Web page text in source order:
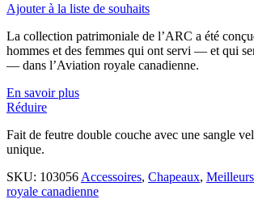
Ajouter à la liste de souhaits
La collection patrimoniale de l’ARC a été
hommes et des femmes qui ont servi — et qui
— dans l’Aviation royale canadienne.
En savoir plus
Réduire
Fait de feutre double couche avec une sangle
unique.
SKU: 103056 Accessoires, Chapeaux,
royale canadienne